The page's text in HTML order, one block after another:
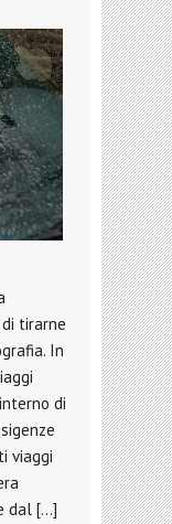
tirarne
In
di
viaggi
dal […]